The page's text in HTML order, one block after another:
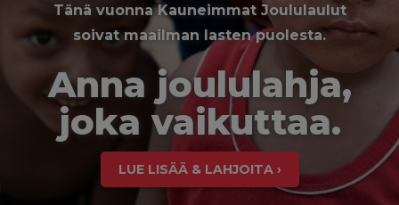
Tänä vuonna Kauneimmat Joululaulut
soivat maailman lasten puolesta.
Anna joululahja,
joka vaikuttaa.
LUE LISÄÄ & LAHJOITA ›